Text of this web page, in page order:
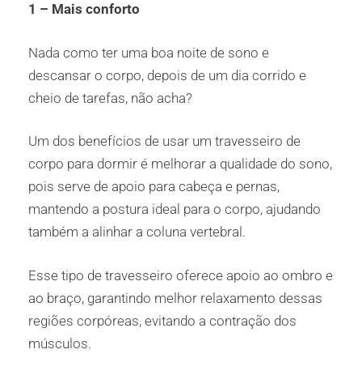
1 – Mais conforto
Nada como ter uma boa noite de sono e
descansar o corpo, depois de um dia corrido e
cheio de tarefas, não acha?
Um dos benefícios de usar um travesseiro de
corpo para dormir é melhorar a qualidade do sono,
pois serve de apoio para cabeça e pernas,
mantendo a postura ideal para o corpo, ajudando
também a alinhar a coluna vertebral.
Esse tipo de travesseiro oferece apoio ao ombro e
ao braço, garantindo melhor relaxamento dessas
regiões corpóreas, evitando a contração dos
músculos.